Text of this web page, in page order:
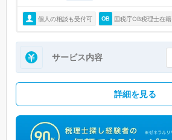
個人の相談も受付可 国税庁OB税理士在籍
サービス内容
詳細を見る